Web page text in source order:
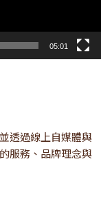
05:01
透過線上自媒體與
服務、品牌理念與